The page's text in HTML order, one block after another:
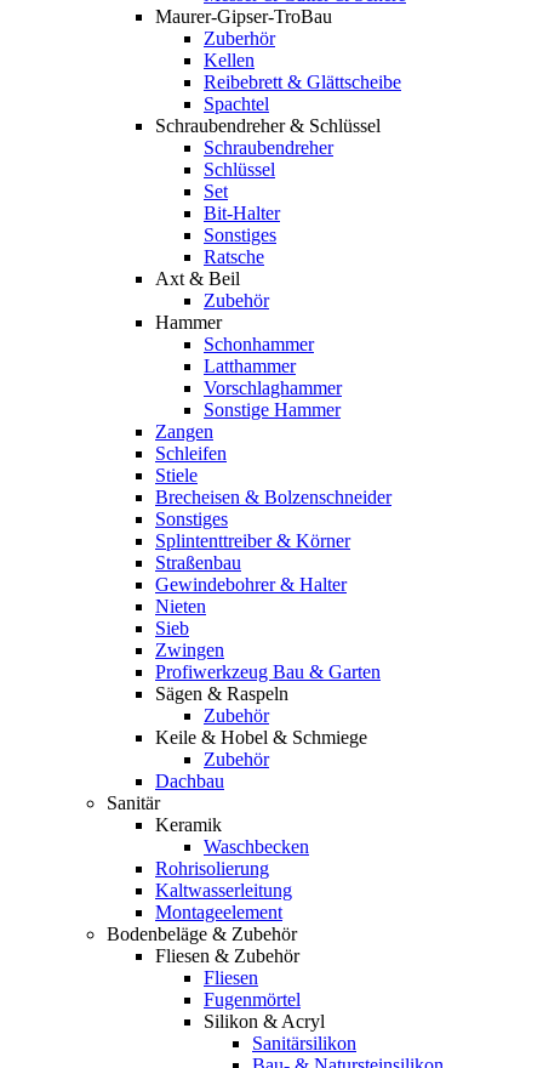
Maurer-Gipser-TroBau
Zuberhör
Kellen
Reibebrett & Glättscheibe
Spachtel
Schraubendreher & Schlüssel
Schraubendreher
Schlüssel
Set
Bit-Halter
Sonstiges
Ratsche
Axt & Beil
Zubehör
Hammer
Schonhammer
Latthammer
Vorschlaghammer
Sonstige Hammer
Zangen
Schleifen
Stiele
Brecheisen & Bolzenschneider
Sonstiges
Splintenttreiber & Körner
Straßenbau
Gewindebohrer & Halter
Nieten
Sieb
Zwingen
Profiwerkzeug Bau & Garten
Sägen & Raspeln
Zubehör
Keile & Hobel & Schmiege
Zubehör
Dachbau
Sanitär
Keramik
Waschbecken
Rohrisolierung
Kaltwasserleitung
Montageelement
Bodenbeläge & Zubehör
Fliesen & Zubehör
Fliesen
Fugenmörtel
Silikon & Acryl
Sanitärsilikon